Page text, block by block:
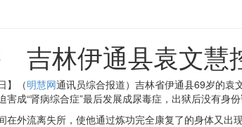
吉林伊通县袁文慧
】（明慧网通讯员综合报道）吉林省伊通县69岁的袁
害成“肾病综合症”最后发展成尿毒症，出狱后没有
外流离失所，使他通过炼功完全康复了的身体又出